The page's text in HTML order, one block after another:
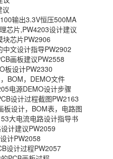
议
输出3.3V恒压500MA
芯片,PW4203设计建议
块芯片PW2906
文设计指导PW2902
画板建议PW2558
板设计PW2330
BOM，DEMO文件
电源DEMO设计步骤
设计过程截图PW2163
板设计，BOM表，电路图
大电流电路设计指导书
计建议PW2059
计PW2058
设计过程PW2057